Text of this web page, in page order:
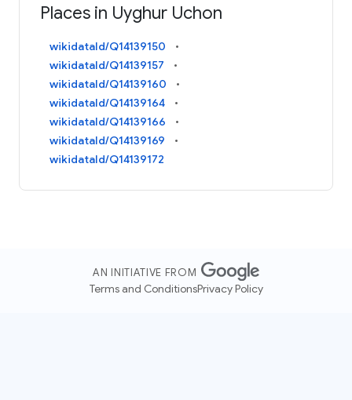
Places in Uyghur Uchon
wikidataId/Q14139150
wikidataId/Q14139157
wikidataId/Q14139160
wikidataId/Q14139164
wikidataId/Q14139166
wikidataId/Q14139169
wikidataId/Q14139172
AN INITIATIVE FROM
Terms and ConditionsPrivacy Policy